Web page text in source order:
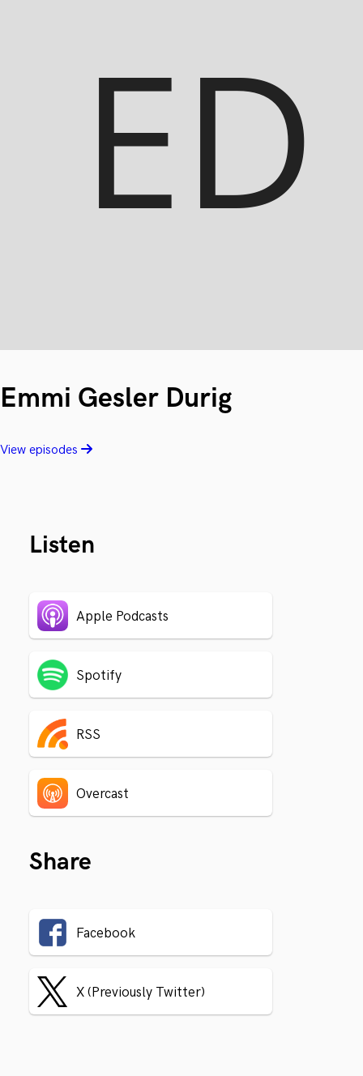
Emmi Gesler Durig
View episodes
Listen
Apple Podcasts
Spotify
RSS
Overcast
Share
Facebook
X (Previously Twitter)